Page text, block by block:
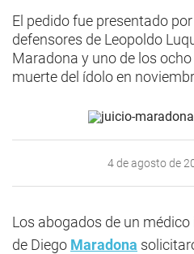
El pedido fue presentado
defensores de Leopoldo
Maradona y uno de los
muerte del ídolo en
4 de agosto de
Los abogados de un
de Diego Maradona